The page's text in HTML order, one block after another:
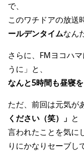
で、
このワチドアの放送
ールデンタイムなん
さらに、FMヨコハ
うに」と、
なんと5時間も昼寝
ただ、前回は元気が
ください（笑）」 と
言われたことを気に
りにかなりセーブし